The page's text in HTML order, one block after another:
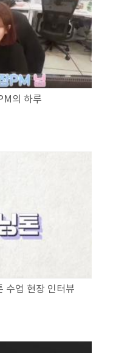
의 하루
수업 현장 인터뷰